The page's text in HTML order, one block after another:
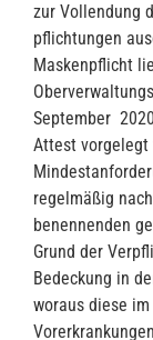
zur Vollendung
pflichtungen
Maskenpflicht
September
Attest vorgelegt
regelmäßig
benennenden
Grund der
Bedeckung in
woraus diese